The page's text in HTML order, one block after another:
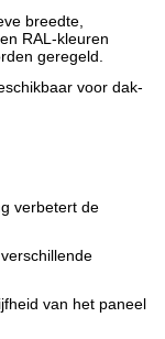
breedte,
RAL-kleuren
geregeld.
voor dak-
verbetert de
van het paneel